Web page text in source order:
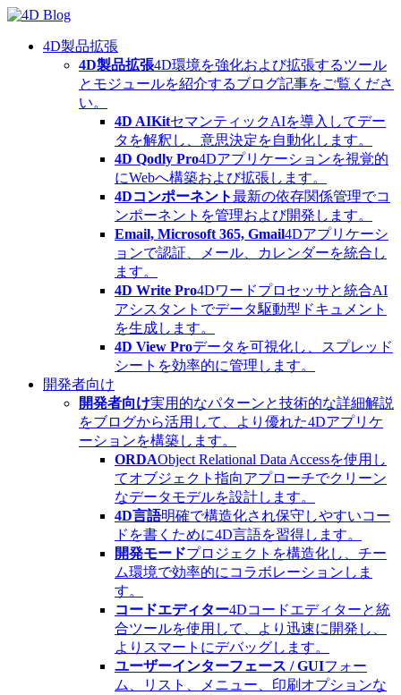
Skip
content4D製品拡張
4D製品拡張4D環境を強化および拡張するツール
とモジュールを紹介するブログ記事をご覧くださ
い。
4D AIKitセマンティックAIを導入してデー
タを解釈し、意思決定を自動化します。
4D Qodly Pro4Dアプリケーションを視覚的
にWebへ構築および拡張します。
4Dコンポーネント最新の依存関係管理でコ
ンポーネントを管理および開発します。
Email, Microsoft 365, Gmail4Dアプリケーシ
ョンで認証、メール、カレンダーを統合し
ます。
4D Write Pro4Dワードプロセッサと統合AI
アシスタントでデータ駆動型ドキュメント
を生成します。
4D View Proデータを可視化し、スプレッド
シートを効率的に管理します。
開発者向け
開発者向け実用的なパターンと技術的な詳細解説
をブログから活用して、より優れた4Dアプリケ
ーションを構築します。
ORDAObject Relational Data Accessを使用し
てオブジェクト指向アプローチでクリーン
なデータモデルを設計します。
4D言語明確で構造化され保守しやすいコー
ドを書くために4D言語を習得します。
開発モードプロジェクトを構造化し、チー
ム環境で効率的にコラボレーションしま
す。
コードエディター4Dコードエディターと統
合ツールを使用して、より迅速に開発し、
よりスマートにデバッグします。
ユーザーインターフェース / GUIフォー
ム、リスト、メニュー、印刷オプションな